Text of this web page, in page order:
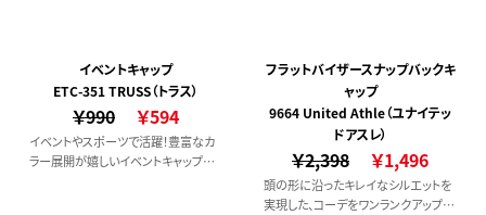
イベントキャップ
ETC-351 TRUSS（トラス）
￥990 ￥594
イベントやスポーツで活躍！豊富なカ
ラー展開が嬉しいイベントキャップで
フラットバイザースナップバックキ
ャップ
9664 United Athle（ユナイテッ
ドアスレ）
￥2,398 ￥1,496
頭の形に沿ったキレイなシルエットを
実現した、コーデをワンランクアップさ